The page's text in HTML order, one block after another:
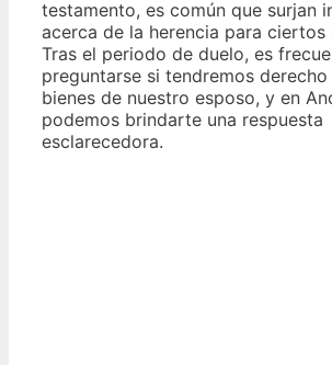
testamento, es común que surjan
acerca de la herencia para ciertos
Tras el periodo de duelo, es
preguntarse si tendremos
bienes de nuestro esposo, y en
podemos brindarte una respuesta
esclarecedora.